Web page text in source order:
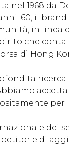
nel 1968 da
'60, il
in linea
che conta.
di Hong
dei
e di